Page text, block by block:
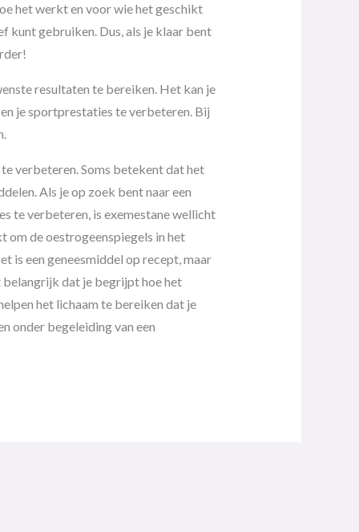
het werkt en voor wie het geschikt
kunt gebruiken. Dus, als je klaar bent
resultaten te bereiken. Het kan je
je sportprestaties te verbeteren. Bij
verbeteren. Soms betekent dat het
Als je op zoek bent naar een
te verbeteren, is exemestane wellicht
om de oestrogeenspiegels in het
is een geneesmiddel op recept, maar
belangrijk dat je begrijpt hoe het
het lichaam te bereiken dat je
onder begeleiding van een